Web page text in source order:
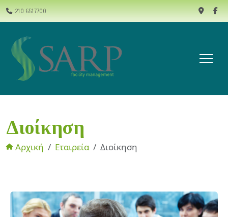
210 6517700
Διοίκηση
Αρχική Εταιρεία Διοίκηση